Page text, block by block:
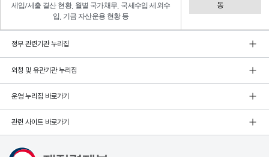
세입/세출 결산 현황, 월별 국가채무, 국세수입·세외수
입, 기금 자산운용 현황 등
동
정부 관련기관 누리집
외청 및 유관기관 누리집
운영 누리집 바로가기
관련 사이트 바로가기